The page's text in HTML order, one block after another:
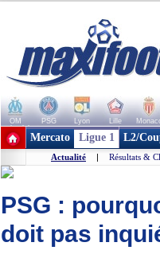
OM PSG Lyon Lille
+ de clubs
Mercato Ligue 1 L2/
Actualité | Résultats &
PSG :
doit pas